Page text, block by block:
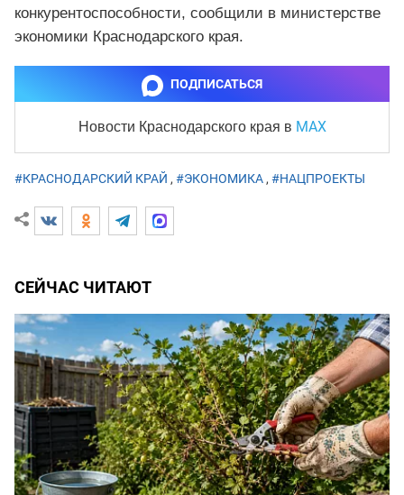
конкурентоспособности, сообщили в министерстве
экономики Краснодарского края.
ПОДПИСАТЬСЯ
Новости Краснодарского края в MAX
#КРАСНОДАРСКИЙ КРАЙ , #ЭКОНОМИКА, #НАЦПРОЕКТЫ
СЕЙЧАС ЧИТАЮТ